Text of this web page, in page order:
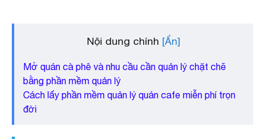
Nội dung chính
Mở quán cà phê và nhu cầu cần quản lý chặt chẽ
bằng phần mềm quản lý
Cách lấy phần mềm quản lý quán cafe miễn phí trọn
đời